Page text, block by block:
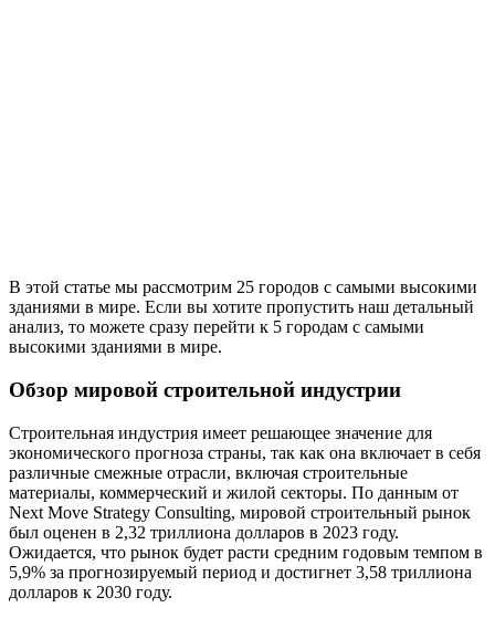
В этой статье мы рассмотрим 25 городов с самыми высокими
зданиями в мире. Если вы хотите пропустить наш детальный
анализ, то можете сразу перейти к 5 городам с самыми
высокими зданиями в мире.
Обзор мировой строительной индустрии
Строительная индустрия имеет решающее значение для
экономического прогноза страны, так как она включает в себя
различные смежные отрасли, включая строительные
материалы, коммерческий и жилой секторы. По данным от
Next Move Strategy Consulting, мировой строительный рынок
был оценен в 2,32 триллиона долларов в 2023 году.
Ожидается, что рынок будет расти средним годовым темпом в
5,9% за прогнозируемый период и достигнет 3,58 триллиона
долларов к 2030 году.